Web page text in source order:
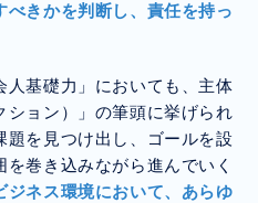
きかを判断し、責任を持っ
人基礎力」においても、主体
ション）」の筆頭に挙げられ
題を見つけ出し、ゴールを設
巻き込みながら進んでいく
ジネス環境において、あらゆ